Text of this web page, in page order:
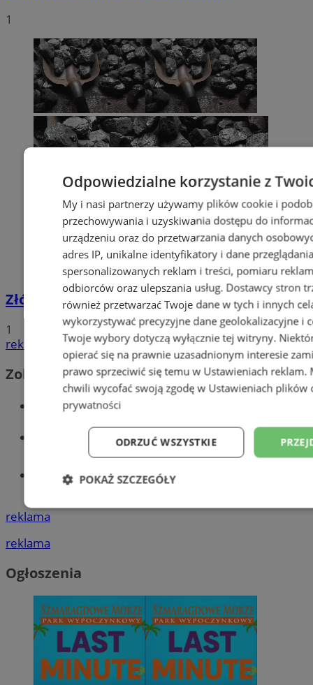
1
Złóż wniosek o dodatek węglowy
1
reklama
Zobacz również
Wiadomości kryminalne w Wodzisławiu
Wiadomości lokalne
Tworzenie stron www - Wodzisław
reklama
reklama
Ogłoszenia
Odpowiedzialne korzystanie z
My i nasi partnerzy używamy plików cookie i
przechowywania i uzyskiwania dostępu do
urządzeniu oraz do przetwarzania danych
adres IP, unikalne identyfikatory i dane
spersonalizowanych reklam i treści, pomiaru
odbiorców oraz ulepszania usług. Dostawcy stron
również przetwarzać Twoje dane w tych i innych
wykorzystywać precyzyjne dane geolokalizacyjne i
Twoje wybory dotyczą wyłącznie tej witryny.
opierać się na prawnie uzasadnionym interesie
prawo sprzeciwić się temu w Ustawieniach reklam.
chwili wycofać swoją zgodę w Ustawieniach plików
prywatności
ODRZUĆ WSZYSTKIE
POKAŻ SZCZEGÓŁY
Niezbędne Wydajność
Niezbędne Wydajność Targetowanie